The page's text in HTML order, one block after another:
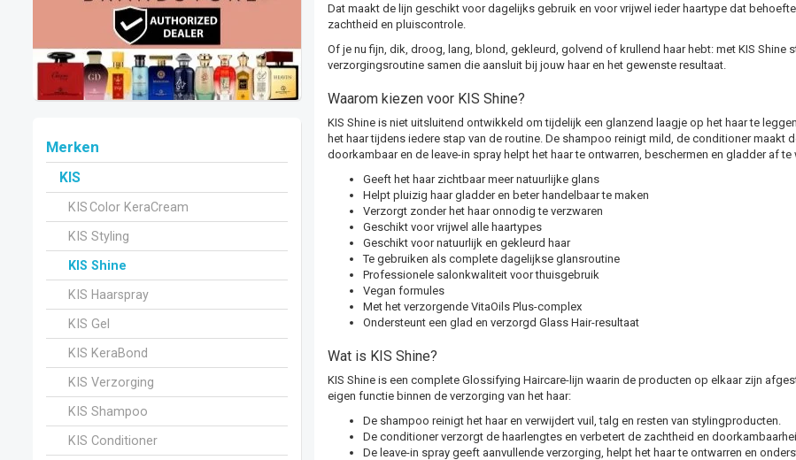
Merken
KIS
KIS Color KeraCream
KIS Styling
KIS Shine
KIS Haarspray
KIS Gel
KIS KeraBond
KIS Verzorging
KIS Shampoo
KIS Conditioner
Dat maakt de lijn geschikt voor dagelijks gebruik en voor vrijwel ieder haartype dat
zachtheid en pluiscontrole.
Of je nu fijn, dik, droog, lang, blond, gekleurd, golvend of krullend haar hebt: met KIS Shine
verzorgingsroutine samen die aansluit bij jouw haar en het gewenste resultaat.
Waarom kiezen voor KIS Shine?
KIS Shine is niet uitsluitend ontwikkeld om tijdelijk een glanzend laagje op het haar te
het haar tijdens iedere stap van de routine. De shampoo reinigt mild, de conditioner maakt
doorkambaar en de leave-in spray helpt het haar te ontwarren, beschermen en gladder af te
Geeft het haar zichtbaar meer natuurlijke glans
Helpt pluizig haar gladder en beter handelbaar te maken
Verzorgt zonder het haar onnodig te verzwaren
Geschikt voor vrijwel alle haartypes
Geschikt voor natuurlijk en gekleurd haar
Te gebruiken als complete dagelijkse glansroutine
Professionele salonkwaliteit voor thuisgebruik
Vegan formules
Met het verzorgende VitaOils Plus-complex
Ondersteunt een glad en verzorgd Glass Hair-resultaat
Wat is KIS Shine?
KIS Shine is een complete Glossifying Haircare-lijn waarin de producten op elkaar zijn
eigen functie binnen de verzorging van het haar:
De shampoo reinigt het haar en verwijdert vuil, talg en resten van stylingproducten.
De conditioner verzorgt de haarlengtes en verbetert de zachtheid en
De leave-in spray geeft aanvullende verzorging, helpt het haar te ontwarren en